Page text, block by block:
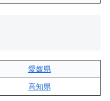
愛媛県
高知県